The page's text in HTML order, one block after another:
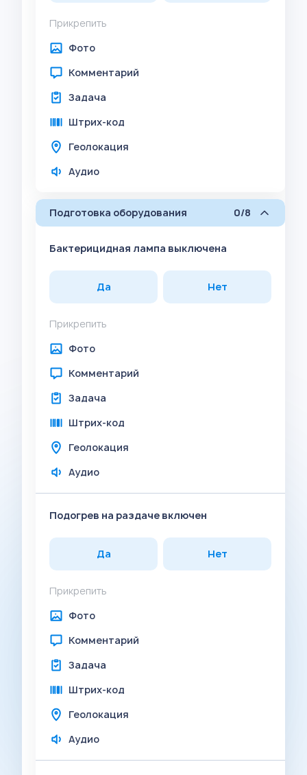
Прикрепить
Фото
Комментарий
Задача
Штрих-код
Геолокация
Аудио
Подготовка оборудования 0/8
Бактерицидная лампа выключена
Да Нет
Прикрепить
Фото
Комментарий
Задача
Штрих-код
Геолокация
Аудио
Подогрев на раздаче включен
Да Нет
Прикрепить
Фото
Комментарий
Задача
Штрих-код
Геолокация
Аудио